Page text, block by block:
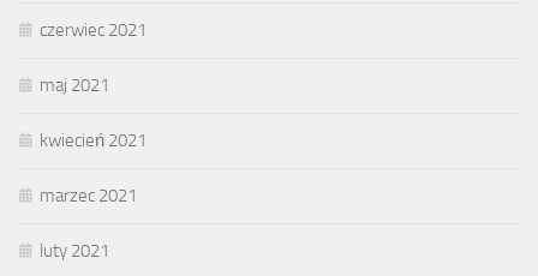
czerwiec 2021
maj 2021
kwiecień 2021
marzec 2021
luty 2021